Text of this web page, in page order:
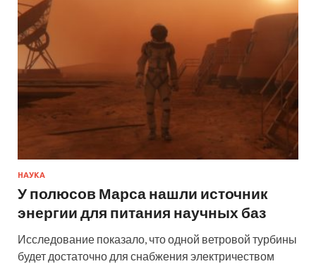
НАУКА
У полюсов Марса нашли источник
энергии для питания научных баз
Исследование показало, что одной ветровой турбины
будет достаточно для снабжения электричеством